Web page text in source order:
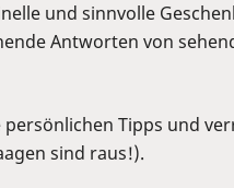
und sinnvolle
Antworten von
Tipps und
sind raus!).